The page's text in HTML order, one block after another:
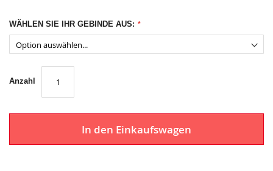
WÄHLEN SIE IHR GEBINDE AUS:
Anzahl
In den Einkaufswagen